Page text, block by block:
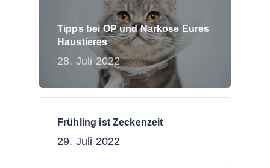
Tipps bei OP und Narkose Eures
Haustieres
28. Juli 2022
Frühling ist Zeckenzeit
29. Juli 2022